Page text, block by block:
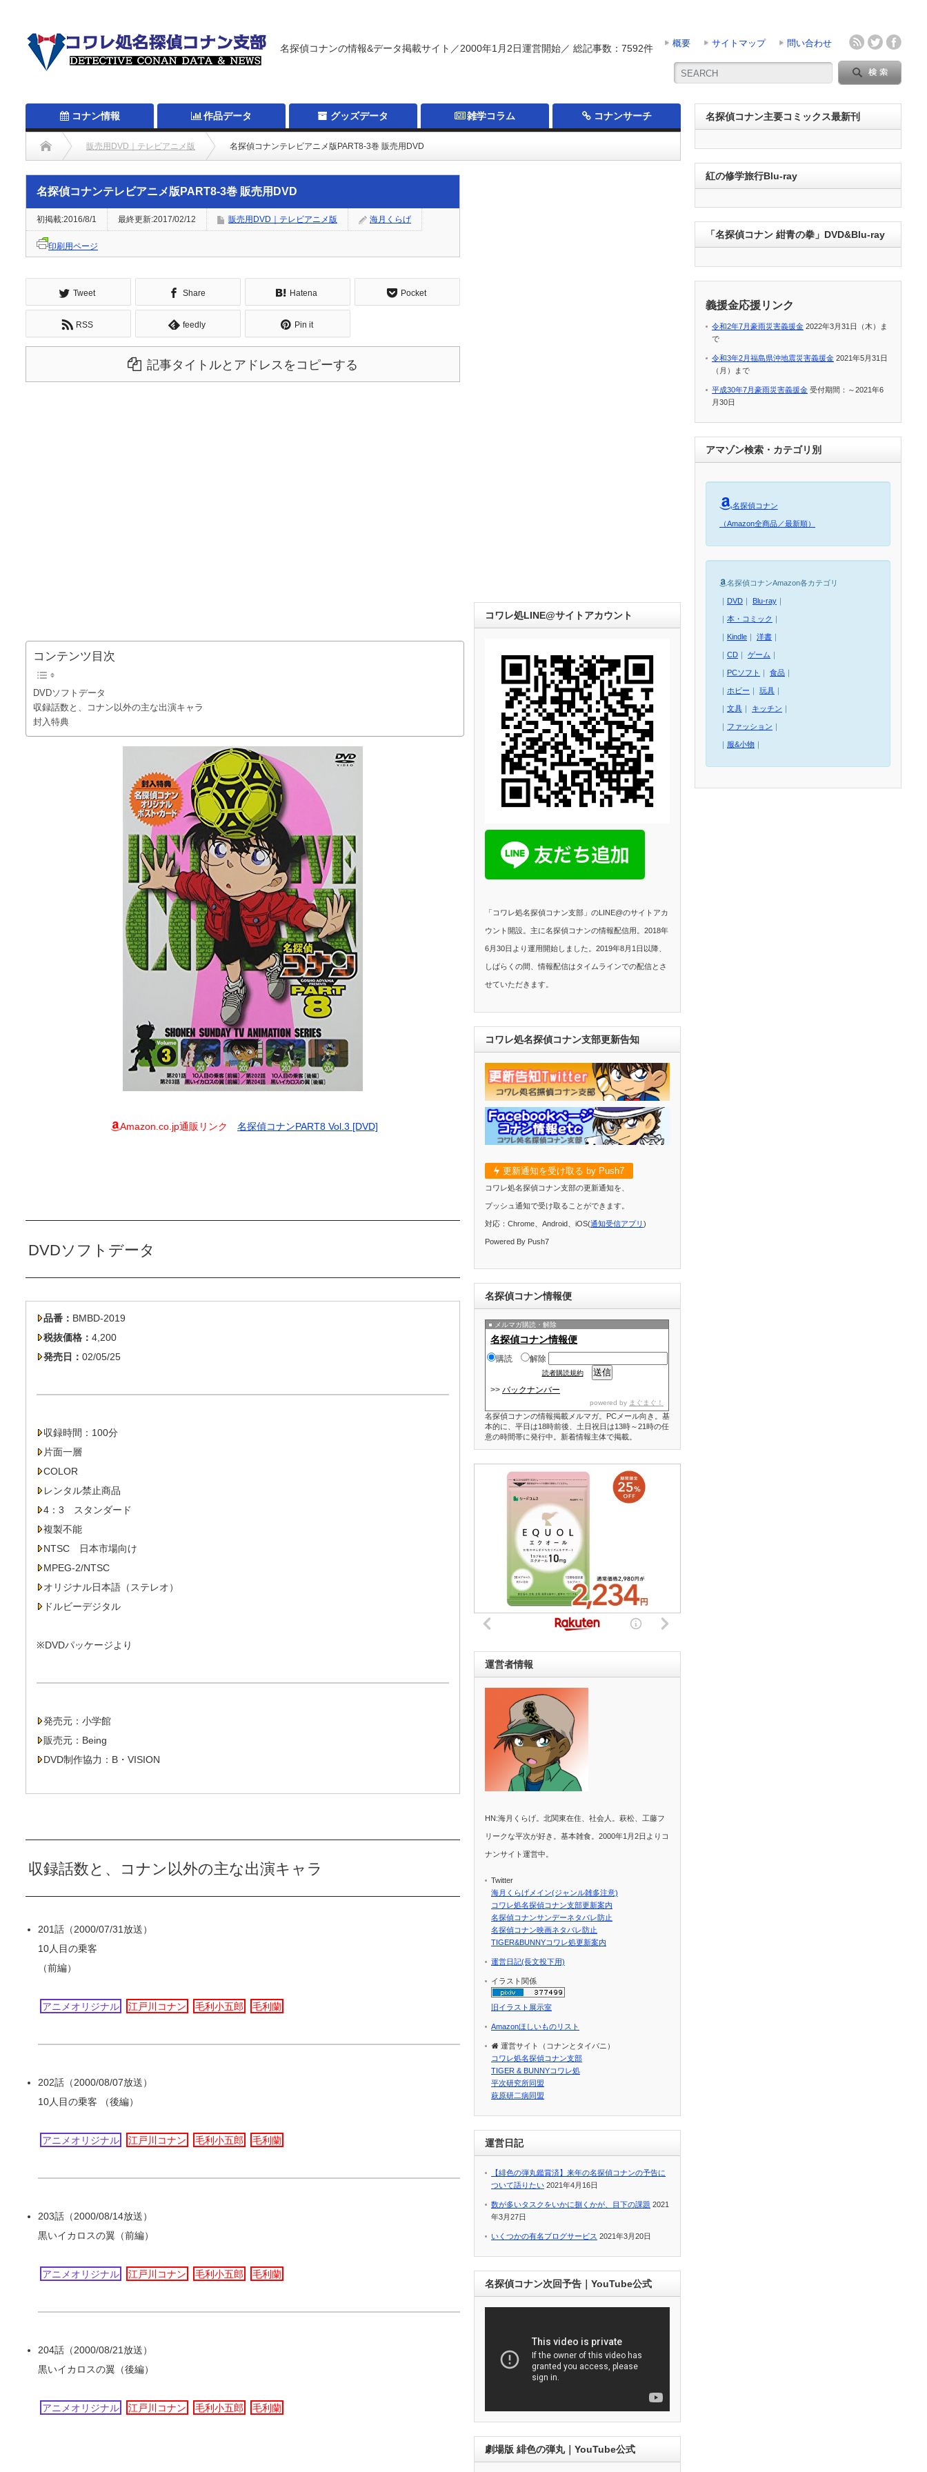
概要 サイトマップ 問い合わせ
名探偵コナンの情報&データ掲載サイト／2000年1月2日運営開始／ 総記事数：7592件
コナン情報 作品データ グッズデータ 雑学コラム コナンサーチ
販売用DVD｜テレビアニメ版 名探偵コナンテレビアニメ版PART8-3巻 販売用DVD
名探偵コナンテレビアニメ版PART8-3巻 販売用DVD
初掲載:2016/8/1 最終更新:2017/02/12 販売用DVD｜テレビアニメ版 海月くらげ
印刷用ページ
Tweet Share Hatena Pocket
RSS feedly Pin it
記事タイトルとアドレスをコピーする
コンテンツ目次
DVDソフトデータ
収録話数と、コナン以外の主な出演キャラ
封入特典
Amazon.co.jp通販リンク 名探偵コナンPART8 Vol.3 [DVD]
DVDソフトデータ
品番： BMBD-2019
税抜価格： 4,200
発売日： 02/05/25
収録時間：100分
片面一層
COLOR
レンタル禁止商品
4：3 スタンダード
複製不能
NTSC 日本市場向け
MPEG-2/NTSC
オリジナル日本語（ステレオ）
ドルビーデジタル
※DVDパッケージより
発売元：小学館
販売元：Being
DVD制作協力：B・VISION
収録話数と、コナン以外の主な出演キャラ
201話（2000/07/31放送）
10人目の乗客
（前編）
アニメオリジナル 江戸川コナン 毛利小五郎 毛利蘭
202話（2000/08/07放送）
10人目の乗客 （後編）
アニメオリジナル 江戸川コナン 毛利小五郎 毛利蘭
203話（2000/08/14放送）
黒いイカロスの翼（前編）
アニメオリジナル 江戸川コナン 毛利小五郎 毛利蘭
204話（2000/08/21放送）
黒いイカロスの翼（後編）
アニメオリジナル 江戸川コナン 毛利小五郎 毛利蘭
コワレ処LINE@サイトアカウント
「コワレ処名探偵コナン支部」のLINE@のサイトアカ
ウント開設。主に名探偵コナンの情報配信用。2018年
6月30日より運用開始しました。2019年8月1日以降、
しばらくの間、情報配信はタイムラインでの配信とさ
せていただきます。
コワレ処名探偵コナン支部更新告知
更新通知を受け取る by Push7
コワレ処名探偵コナン支部の更新通知を、
プッシュ通知で受け取ることができます。
対応：Chrome、Android、iOS(通知受信アプリ )
Powered By Push7
名探偵コナン情報便
メルマガ購読・解除
名探偵コナン情報便
購読 解除
読者購読規約
>> バックナンバー
powered by まぐまぐ！
名探偵コナンの情報掲載メルマガ。PCメール向き。基
本的に、平日は18時前後、土日祝日は13時～21時の任
意の時間帯に発行中。新着情報主体で掲載。
運営者情報
HN:海月くらげ。北関東在住、社会人。萩松、工藤フ
リークな平次が好き。基本雑食。2000年1月2日よりコ
ナンサイト運営中。
Twitter
海月くらげメイン(ジャンル雑多注意)
コワレ処名探偵コナン支部更新案内
名探偵コナンサンデーネタバレ防止
名探偵コナン映画ネタバレ防止
TIGER&BUNNYコワレ処更新案内
運営日記(長文投下用)
イラスト関係
旧イラスト展示室
Amazonほしいものリスト
運営サイト（コナンとタイバニ）
コワレ処名探偵コナン支部
TIGER & BUNNYコワレ処
平次研究所同盟
萩原研二病同盟
運営日記
【緋色の弾丸鑑賞済】来年の名探偵コナンの予告に
ついて語りたい 2021年4月16日
数が多いタスクをいかに捌くかが、目下の課題 2021
年3月27日
いくつかの有名ブログサービス 2021年3月20日
名探偵コナン次回予告｜YouTube公式
劇場版 緋色の弾丸｜YouTube公式
名探偵コナン主要コミックス最新刊
紅の修学旅行Blu-ray
「名探偵コナン 紺青の拳」DVD&Blu-ray
義援金応援リンク
令和2年7月豪雨災害義援金 2022年3月31日（木）ま
で
令和3年2月福島県沖地震災害義援金 2021年5月31日
（月）まで
平成30年7月豪雨災害義援金 受付期間：～2021年6
月30日
アマゾン検索・カテゴリ別
名探偵コナン
（Amazon全商品／最新順）
名探偵コナンAmazon各カテゴリ
｜ DVD ｜ Blu-ray ｜
｜ 本・コミック ｜
｜ Kindle ｜ 洋書 ｜
｜ CD ｜ ゲーム ｜
｜ PCソフト ｜ 食品 ｜
｜ ホビー ｜ 玩具 ｜
｜ 文具 ｜ キッチン ｜
｜ ファッション ｜
｜ 服&小物 ｜